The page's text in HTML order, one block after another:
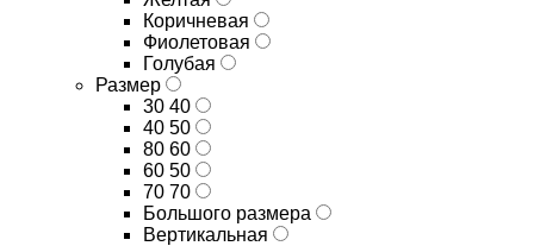
Коричневая
Фиолетовая
Голубая
Размер
30 40
40 50
80 60
60 50
70 70
Большого размера
Вертикальная